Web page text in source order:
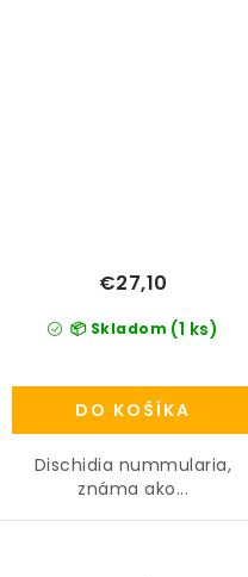
📦 Skladom (1 ks)
€27,10
DO KOŠÍKA
Dischidia nummularia,
známa ako...